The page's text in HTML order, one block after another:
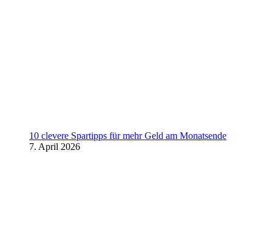
10 clevere Spartipps für mehr Geld am Monatsende
7. April 2026